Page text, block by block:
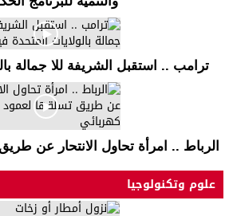
ترامب .. استقبل الشريفة للا جمالة
الرباط .. امرأة تحاول الانتحار عن
علوم وتكنولوجيا